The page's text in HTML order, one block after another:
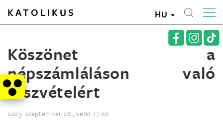
KATOLIKUS HU
Köszönet a
népszámláláson való
részvételért
2023. szeptember 26., kedd 17:20